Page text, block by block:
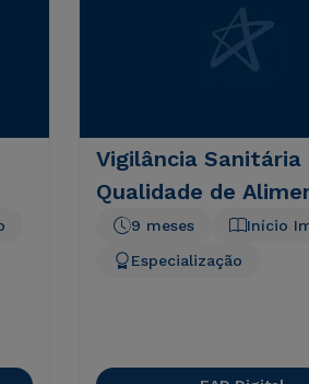
Vigilância Sanitária
Qualidade de
Início
9 meses
Especialização